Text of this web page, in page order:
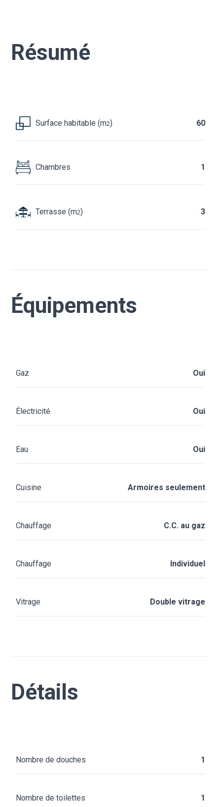
Résumé
Surface habitable (m2) 60
Chambres 1
Terrasse (m2) 3
Équipements
Gaz Oui
Électricité Oui
Eau Oui
Cuisine Armoires seulement
Chauffage C.C. au gaz
Chauffage Individuel
Vitrage Double vitrage
Détails
Nombre de douches 1
Nombre de toilettes 1